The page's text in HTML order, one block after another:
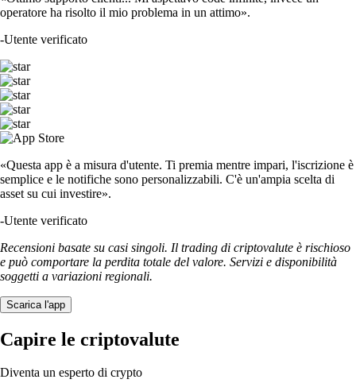
operatore ha risolto il mio problema in un attimo».
-Utente verificato
«Questa app è a misura d'utente. Ti premia mentre impari, l'iscrizione è
semplice e le notifiche sono personalizzabili. C'è un'ampia scelta di
asset su cui investire».
-Utente verificato
Recensioni basate su casi singoli. Il trading di criptovalute è rischioso
e può comportare la perdita totale del valore. Servizi e disponibilità
soggetti a variazioni regionali.
Scarica l'app
Capire le criptovalute
Diventa un esperto di crypto